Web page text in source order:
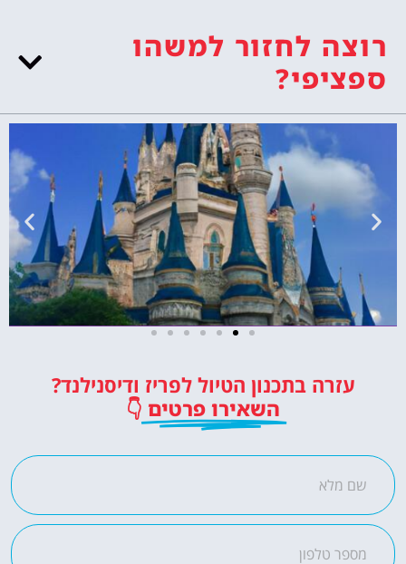
רוצה לחזור למשהו
ספציפי?
כרטיסי כניסה לפארק השעשועים
הכי מפורסם באירופה!
לחצו פה!
עזרה בתכנון הטיול לפריז ודיסנילנד?
השאירו פרטים 👇